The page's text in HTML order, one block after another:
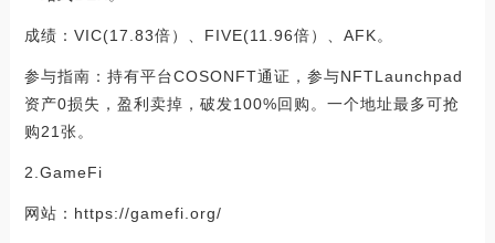
成绩：VIC(17.83倍）、FIVE(11.96倍）、AFK。
参与指南：持有平台COSONFT通证，参与NFTLaunchpad
资产0损失，盈利卖掉，破发100%回购。一个地址最多可抢
购21张。
2.GameFi
网站：https://gamefi.org/